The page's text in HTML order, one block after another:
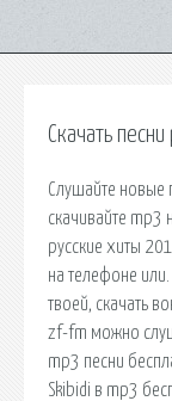
Скачать
Слушайте новые
скачивайте mp3
русские хиты
на телефоне
твоей, скачать
zf-fm можно
mp3 песни
Skibidi в mp3